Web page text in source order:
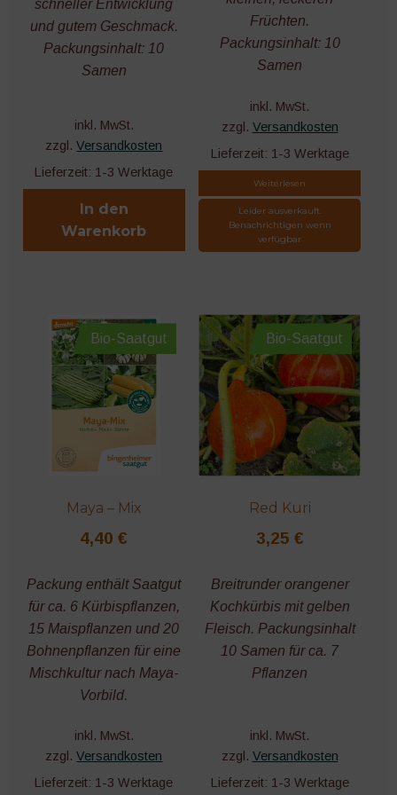
Werkzeuge
Bücher und Kalender
Nützliches Zubehör
Microgreens
schneller Entwicklung
und gutem Geschmack.
Packungsinhalt: 10
Samen
inkl. MwSt.
zzgl.Versandkosten
Lieferzeit: 1-3 Werktage
In den
Warenkorb
Früchten.
Packungsinhalt: 10
Samen
inkl. MwSt.
zzgl. Versandkosten
Lieferzeit: 1-3 Werktage
Weiterlesen
Leider ausverkauft.
Benachrichtigen wenn
verfügbar
Bio-Saatgut
Maya – Mix
4,40€
Packung enthält Saatgut
für ca. 6 Kürbispflanzen,
15 Maispflanzen und 20
Bohnenpflanzen für eine
Mischkultur nach Maya-
Vorbild.
inkl. MwSt.
zzgl.Versandkosten
Lieferzeit: 1-3 Werktage
Bio-Saatgut
Red Kuri
3,25 €
Breitrunder orangener
Kochkürbis mit gelben
Fleisch. Packungsinhalt
10 Samen für ca. 7
Pflanzen
inkl. MwSt.
zzgl. Versandkosten
Lieferzeit: 1-3 Werktage